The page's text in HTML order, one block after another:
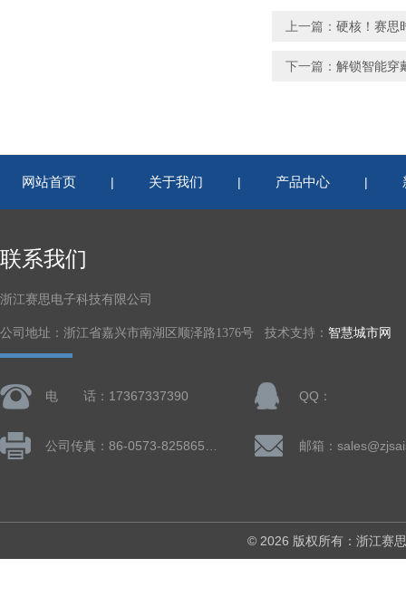
上一篇： 硬核！赛思
下一篇： 解锁智能穿
网站首页 | 关于我们 | 产品中心 |
联系我们
浙江赛思电子科技有限公司
公司地址：浙江省嘉兴市南湖区顺泽路1376号 技术支持： 智慧城市网
电 话：17367337390 QQ：
邮箱：
© 2026 版权所有：浙江赛